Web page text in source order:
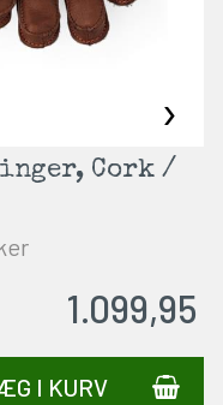
›
Cork /
1.099,95
I KURV